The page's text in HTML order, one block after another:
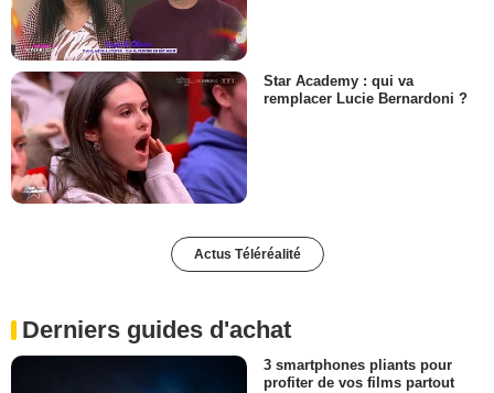
Star Academy : qui va
remplacer Lucie Bernardoni ?
Actus Téléréalité
Derniers guides d'achat
3 smartphones pliants pour
profiter de vos films partout